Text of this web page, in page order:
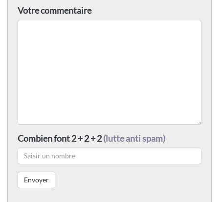
Votre commentaire
Combien font 2 + 2 + 2(lutte anti spam)